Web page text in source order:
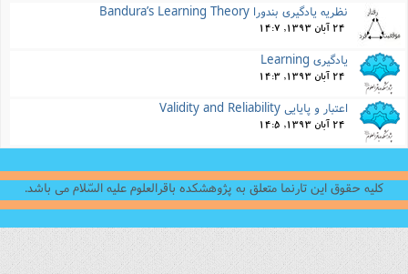
نظریه یادگیری بندورا Bandura’s Learning Theory
24 آبان 1393, 14:7
یادگیری Learning
24 آبان 1393, 14:3
اعتبار و پایایی Validity and Reliability
24 آبان 1393, 14:5
کلیه حقوق این تارنما متعلق به پژوهشکده باقرالعلوم علیه السّلام می باشد.